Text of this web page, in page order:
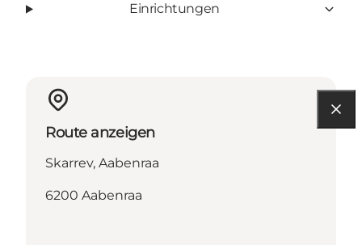
Einrichtungen
Route anzeigen
Skarrev, Aabenraa
6200 Aabenraa